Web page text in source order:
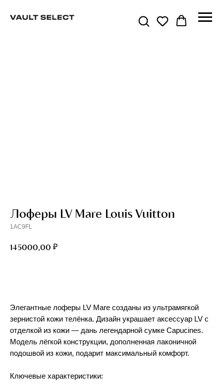
Лоферы LV Mare Louis Vuitton
1AC9FL
145000,00 ₽
Элегантные лоферы LV Mare созданы из ультрамягкой
зернистой кожи телёнка. Дизайн украшает аксессуар LV с
отделкой из кожи — дань легендарной сумке Capucines.
Модель лёгкой конструкции, дополненная лаконичной
подошвой из кожи, подарит максимальный комфорт.
Ключевые характеристики: